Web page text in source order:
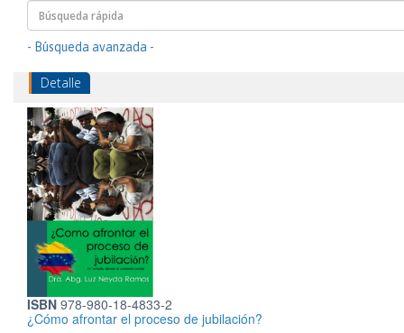
- Búsqueda avanzada -
Detalle
ISBN 978-980-18-4833-2
¿Cómo afrontar el proceso de jubilación?